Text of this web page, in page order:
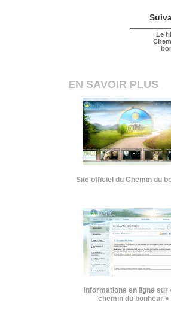
Le
EN SAVOIR PLUS
Site officiel du Chemin du
Informations en ligne sur
chemin du bonheur »